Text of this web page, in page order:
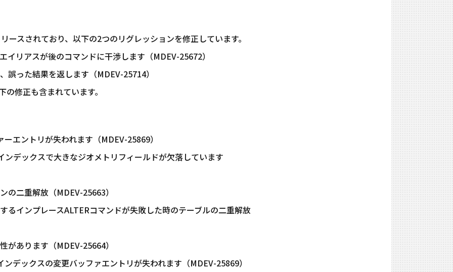
ースされており、以下の2つのリグレッションを修正しています。
リアスが後のコマンドに干渉します（MDEV-25672）
った結果を返します（MDEV-25714）
修正も含まれています。
エントリが失われます（MDEV-25869）
デックスで大きなジオメトリフィールドが欠落しています
の二重解放（MDEV-25663）
るインプレースALTERコマンドが失敗した時のテーブルの二重解放
があります（MDEV-25664）
デックスの変更バッファエントリが失われます（MDEV-25869）